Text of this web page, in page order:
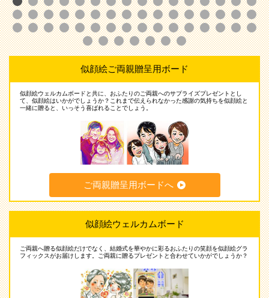
この作家を選んで注文する
似顔絵ご両親贈呈用ボード
似顔絵ウェルカムボードと共に、おふたりのご両親へのサプライズプレゼントとし
て、似顔絵はいかがでしょうか？これまで伝えられなかった感謝の気持ちを似顔絵と
一緒に贈ると、いっそう喜ばれることでしょう。
ご両親贈呈用ボードへ
似顔絵ウェルカムボード
ご両親へ贈る似顔絵だけでなく、結婚式を華やかに彩るおふたりの笑顔を似顔絵グラ
フィックスがお届けします。ご両親に贈るプレゼントと合わせていかがでしょうか？